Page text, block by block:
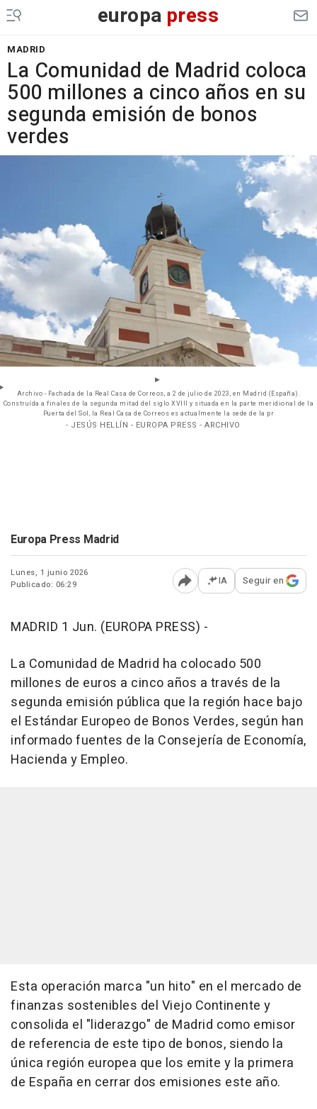
europa press
MADRID
La Comunidad de Madrid coloca
500 millones a cinco años en su
segunda emisión de bonos
verdes
Archivo - Fachada de la Real Casa de Correos, a 2 de julio de 2023, en Madrid (España).
Construída a finales de la segunda mitad del siglo XVIII y situada en la parte meridional de la
Puerta del Sol, la Real Casa de Correos es actualmente la sede de la pr
- JESÚS HELLÍN - EUROPA PRESS - ARCHIVO
Europa Press Madrid
Lunes, 1 junio 2026
Publicado: 06:29
Abrir opciones para
IA Seguir en
MADRID 1 Jun. (EUROPA PRESS) -
La Comunidad de Madrid ha colocado 500
millones de euros a cinco años a través de la
segunda emisión pública que la región hace bajo
el Estándar Europeo de Bonos Verdes, según han
informado fuentes de la Consejería de Economía,
Hacienda y Empleo.
Esta operación marca "un hito" en el mercado de
finanzas sostenibles del Viejo Continente y
consolida el "liderazgo" de Madrid como emisor
de referencia de este tipo de bonos, siendo la
única región europea que los emite y la primera
de España en cerrar dos emisiones este año.